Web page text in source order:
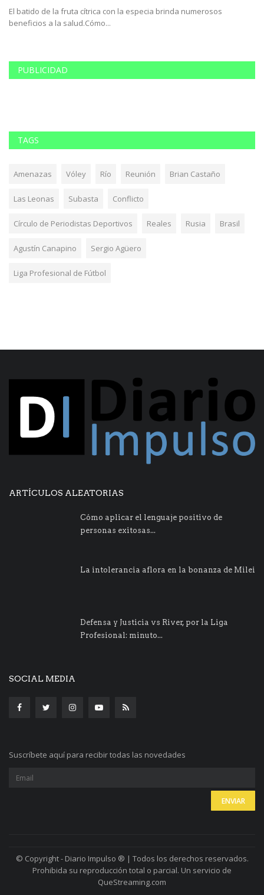
El batido de la fruta cítrica con la especia brinda numerosos
beneficios a la salud.Cómo...
PUBLICIDAD
TAGS
Amenazas Vóley Río Reunión Brian Castaño
Las Leonas Subasta Conflicto
Círculo de Periodistas Deportivos Reales Rusia Brasil
Agustín Canapino Sergio Agüero
Liga Profesional de Fútbol
ARTÍCULOS ALEATORIAS
Cómo aplicar el lenguaje positivo de
personas exitosas...
La intolerancia aflora en la bonanza de Milei
Defensa y Justicia vs River, por la Liga
Profesional: minuto...
SOCIAL MEDIA
Suscríbete aquí para recibir todas las novedades
© Copyright - Diario Impulso ® | Todos los derechos reservados.
Prohibida su reproducción total o parcial. Un servicio de
QueStreaming.com